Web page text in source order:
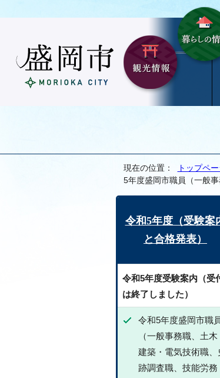
現在の位置： トップペ
5年度盛岡市職員（一般
令和5年度（受験案
と合格発表）
令和5年度受験案内（受
は終了しました）
令和5年度盛岡市職
（一般事務職、土木
建築・電気技術職、
跡調査職、技能労務